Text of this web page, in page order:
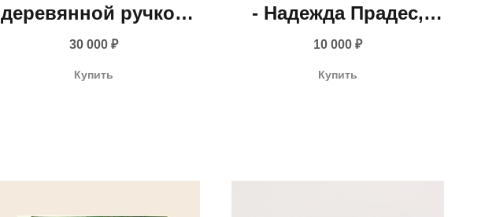
деревянной ручкой
(Европа, конец XIX —
30 000 ₽
Купить
- Надежда Прадес,
2026
10 000 ₽
Купить